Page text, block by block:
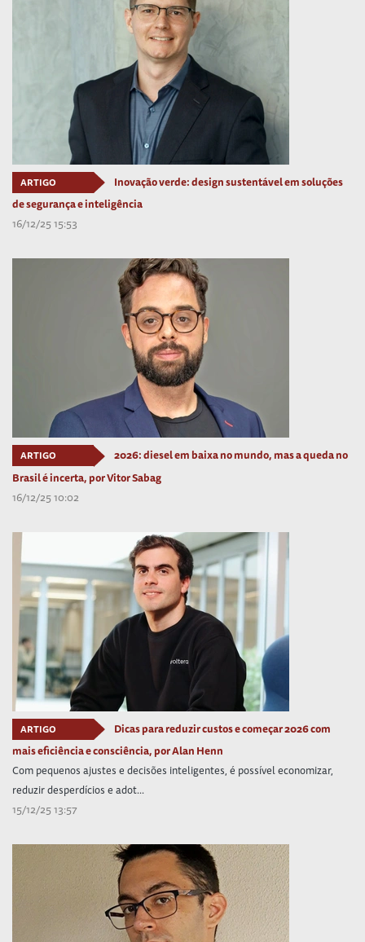
ARTIGO
Inovação verde: design sustentável em soluções
de segurança e inteligência
16/12/25 15:53
ARTIGO
2026: diesel em baixa no mundo, mas a queda no
Brasil é incerta, por Vitor Sabag
16/12/25 10:02
ARTIGO
Dicas para reduzir custos e começar 2026 com
mais eficiência e consciência, por Alan Henn
Com pequenos ajustes e decisões inteligentes, é possível economizar,
reduzir desperdícios e adot...
15/12/25 13:57